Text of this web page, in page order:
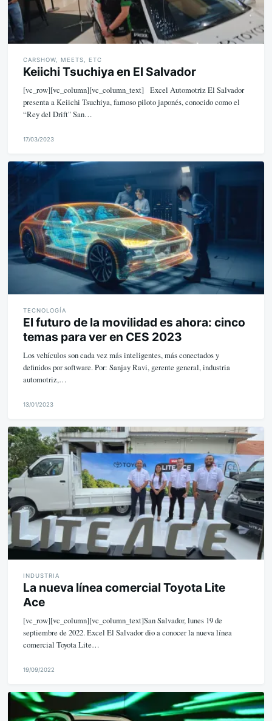
CARSHOW, MEETS, ETC
Keiichi Tsuchiya en El Salvador
[vc_row][vc_column][vc_column_text] Excel Automotriz El Salvador
presenta a Keiichi Tsuchiya, famoso piloto japonés, conocido como el
“Rey del Drift" San…
17/03/2023
TECNOLOGÍA
El futuro de la movilidad es ahora: cinco
temas para ver en CES 2023
Los vehículos son cada vez más inteligentes, más conectados y
definidos por software. Por: Sanjay Ravi, gerente general, industria
automotriz,…
i
k
e
13/01/2023
INDUSTRIA
La nueva línea comercial Toyota Lite
Ace
[vc_row][vc_column][vc_column_text]San Salvador, lunes 19 de
septiembre de 2022. Excel El Salvador dio a conocer la nueva línea
comercial Toyota Lite…
i
k
e
19/09/2022